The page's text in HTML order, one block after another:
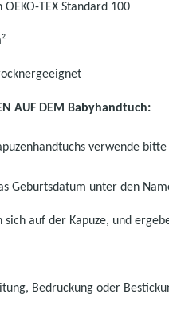
TEX Standard 100
AUF DEM Babyhandtuch:
verwende
Geburtsdatum unter den
sich auf der Kapuze, und
Bedruckung oder